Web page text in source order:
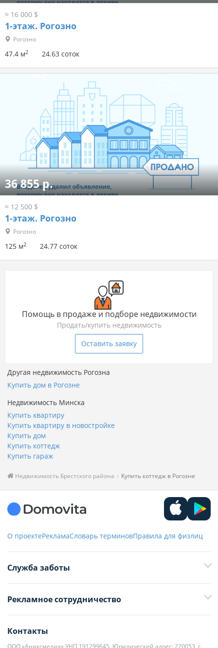
≈ 16 000 $
1-этаж. Рогозно
Рогозно
47.4 м2 24.63 соток
36 855 р.
≈ 12 500 $
1-этаж. Рогозно
Рогозно
125 м2 24.77 соток
Помощь в продаже и подборе недвижимости
Продать/купить недвижимость
Оставить заявку
Другая недвижимость Рогозна
Купить дом в Рогозне
Недвижимость Минска
Купить квартиру
Купить квартиру в новостройке
Купить дом
Купить коттедж
Купить гараж
Недвижимость Брестского района Купить коттедж в Рогозне
О проектеРекламаСловарь терминовПравила для физлиц
Служба заботы
+375 33 376-13-70
editor@domovita.by
Рекламное сотрудничество
kb@domovita.by
+375 29 179-11-28 Владислав Гладченко
Контакты